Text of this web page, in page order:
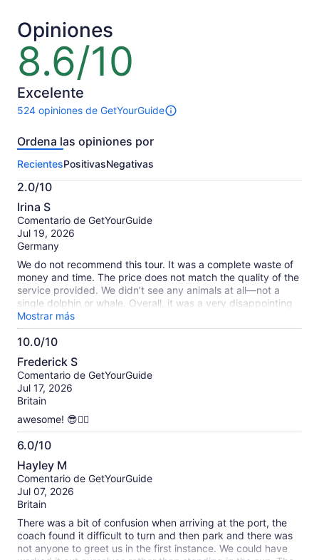
por
adulto
Opiniones
8.6/10
8.6
de
10
Excelente
524 opiniones de GetYourGuide
Hay
opiniones
esta
actividad.
Más
información
sobre
nuestras
opiniones
Ordena las opiniones por
RecientesPositivasNegativas
2.0/10
2.0
de
10
Irina S
Comentario de GetYourGuide
Jul 19, 2026
Germany
We do not recommend this tour. It was a complete waste of
money and time. The price does not match the quality of the
service provided. We didn’t see any animals at all—not a
single dolphin or whale. Overall, it was a very disappointing
experience and not worth the cost.
Mostrar más
10.0/10
10.0
de
10
Frederick S
Comentario de GetYourGuide
Jul 17, 2026
Britain
awesome! 😎👍🏻
6.0/10
6.0
de
10
Hayley M
Comentario de GetYourGuide
Jul 07, 2026
Britain
There was a bit of confusion when arriving at the port, the
coach found it difficult to turn and then park and there was
not anyone to greet us in the first instance. We could have